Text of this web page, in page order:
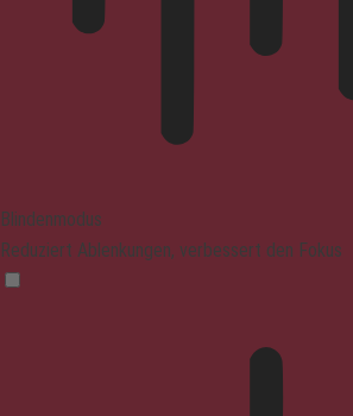
Blindenmodus
Reduziert Ablenkungen, verbessert den Fokus